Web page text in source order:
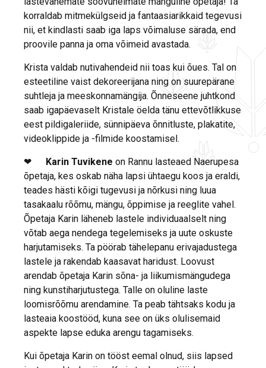
korraldab mitmekülgseid ja fantaasiarikkaid tegevusi
nii, et kindlasti saab iga laps võimaluse särada, end
proovile panna ja oma võimeid avastada.
Krista valdab nutivahendeid nii toas kui õues. Tal on
esteetiline vaist dekoreerijana ning on suurepärane
suhtleja ja meeskonnamängija. Õnneseene juhtkond
saab igapäevaselt Kristale öelda tänu ettevõtlikkuse
eest pildigaleriide, sünnipäeva õnnitluste, plakatite,
videoklippide ja -filmide koostamisel.
❤ Karin Tuvikene on Rannu lasteaed Naerupesa
õpetaja, kes oskab näha lapsi ühtaegu koos ja eraldi,
teades hästi kõigi tugevusi ja nõrkusi ning luua
tasakaalu rõõmu, mängu, õppimise ja reeglite vahel.
Õpetaja Karin läheneb lastele individuaalselt ning
võtab aega nendega tegelemiseks ja uute oskuste
harjutamiseks. Ta pöörab tähelepanu erivajadustega
lastele ja rakendab kaasavat haridust. Loovust
arendab õpetaja Karin sõna- ja liikumismängudega
ning kunstiharjutustega. Talle on oluline laste
loomisrõõmu arendamine. Ta peab tähtsaks kodu ja
lasteaia koostööd, kuna see on üks olulisemaid
aspekte lapse eduka arengu tagamiseks.
Kui õpetaja Karin on tööst eemal olnud, siis lapsed